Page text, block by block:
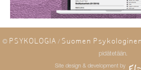
© PSYKOLOGIA / Suomen
pidätetään.
Site design & development by